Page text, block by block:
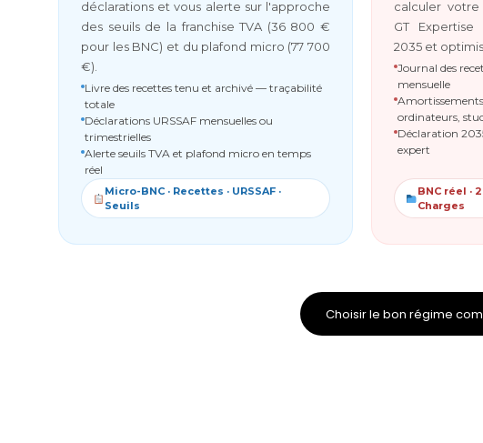
déclarations et vous alerte sur l'approche
des seuils de la franchise TVA (36 800 €
pour les BNC) et du plafond micro (77 700
€).
Livre des recettes tenu et archivé — traçabilité
totale
Déclarations URSSAF mensuelles ou
trimestrielles
Alerte seuils TVA et plafond micro en temps
réel
Micro-BNC · Recettes · URSSAF ·
Seuils
calculer
GT
2035 et
Journal des
mensuelle
ordinateurs,
Déclaration
expert
BNC réel ·
Charges
Choisir le bon régime